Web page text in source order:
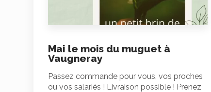
Mai le mois du muguet à
Vaugneray
Passez commande pour vous, vos proches
ou vos salariés ! Livraison possible ! Prenez